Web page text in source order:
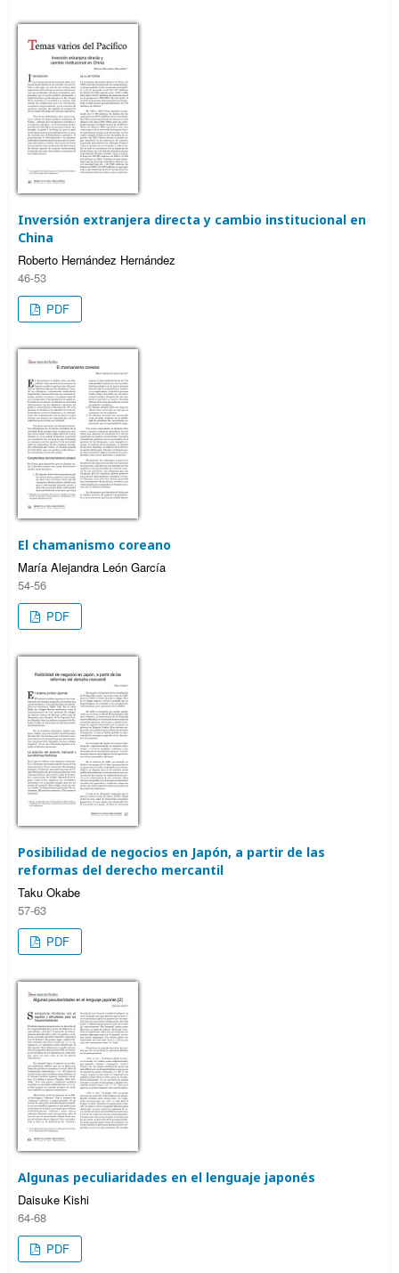
Inversión extranjera directa y cambio institucional en
China
Roberto Hernández Hernández
46-53
PDF
El chamanismo coreano
María Alejandra León García
54-56
PDF
Posibilidad de negocios en Japón, a partir de las
reformas del derecho mercantil
Taku Okabe
57-63
PDF
Algunas peculiaridades en el lenguaje japonés
Daisuke Kishi
64-68
PDF